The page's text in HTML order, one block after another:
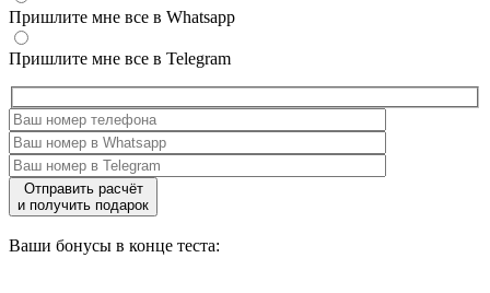
Пришлите мне все в Whatsapp
Пришлите мне все в Telegram
Отправить расчёт
и получить подарок
Ваши бонусы в конце теста: